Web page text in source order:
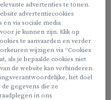
regio
we samen opstellen naar
en wel tijdens de
advertenties te tonen.
advertentiecookies
en via sociale media
je kunnen zijn. Klik op
te aanvaarden en verder
wijzigen via “Cookies
als je bepaalde cookies niet
de website kan verhinderen.
het doel
gegevens die ze
in ons